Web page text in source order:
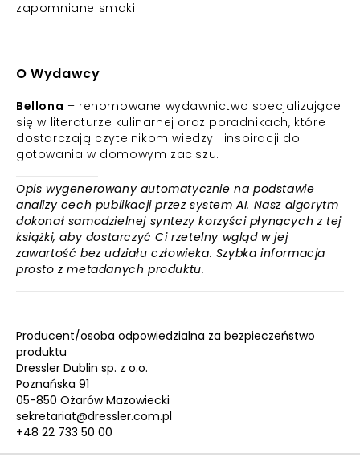
zapomniane smaki.
O Wydawcy
Bellona – renomowane wydawnictwo specjalizujące
się w literaturze kulinarnej oraz poradnikach, które
dostarczają czytelnikom wiedzy i inspiracji do
gotowania w domowym zaciszu.
Opis wygenerowany automatycznie na podstawie
analizy cech publikacji przez system AI. Nasz algorytm
dokonał samodzielnej syntezy korzyści płynących z tej
książki, aby dostarczyć Ci rzetelny wgląd w jej
zawartość bez udziału człowieka. Szybka informacja
prosto z metadanych produktu.
Producent/osoba odpowiedzialna za bezpieczeństwo
produktu
Dressler Dublin sp. z o.o.
Poznańska 91
05-850 Ożarów Mazowiecki
sekretariat@dressler.com.pl
+48 22 733 50 00